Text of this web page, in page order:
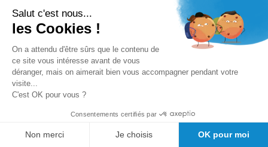
Besoin d'aide?
Politique de confidentialité
Informations de livraison
Salut c'est nous...
les Cookies !
On a attendu d'être sûrs que le contenu de
ce site vous intéresse avant de vous
déranger, mais on aimerait bien vous accompagner pendant votre
visite...
C'est OK pour vous ?
Consentements certifiés par
Non merci Je choisis OK pour moi